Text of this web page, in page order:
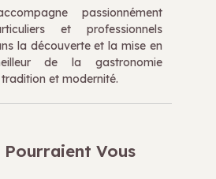
passionnément
et professionnels
la découverte et la mise en
de la gastronomie
et modernité.
Vous